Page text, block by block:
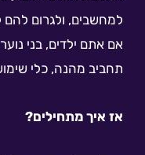
למחשבים, ולגרום להם
אם אתם ילדים, בני
תחביב מהנה, כלי
אז איך מתחילים?